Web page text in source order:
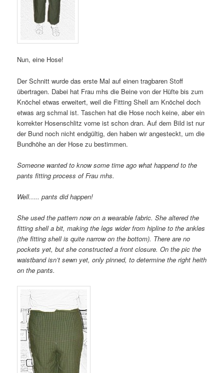
Nun, eine Hose!
Der Schnitt wurde das erste Mal auf einen tragbaren Stoff
übertragen. Dabei hat Frau mhs die Beine von der Hüfte bis zum
Knöchel etwas erweitert, weil die Fitting Shell am Knöchel doch
etwas arg schmal ist. Taschen hat die Hose noch keine, aber ein
korrekter Hosenschlitz vorne ist schon dran. Auf dem Bild ist nur
der Bund noch nicht endgültig, den haben wir angesteckt, um die
Bundhöhe an der Hose zu bestimmen.
Someone wanted to know some time ago what happend to the
pants fitting process of Frau mhs.
Well….. pants did happen!
She used the pattern now on a wearable fabric. She altered the
fitting shell a bit, making the legs wider from hipline to the ankles
(the fitting shell is quite narrow on the bottom). There are no
pockets yet, but she constructed a front closure. On the pic the
waistband isn’t sewn yet, only pinned, to determine the right heith
on the pants.